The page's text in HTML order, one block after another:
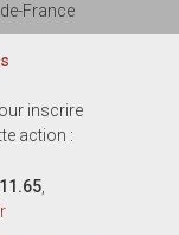
France
inscrire
action :